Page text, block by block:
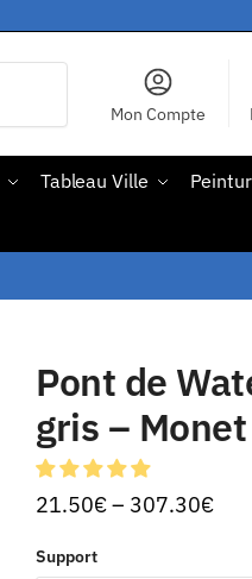
Mon Compte
Tableau Ville
Pont de
gris – Monet
21.50€– 307.30€
Support